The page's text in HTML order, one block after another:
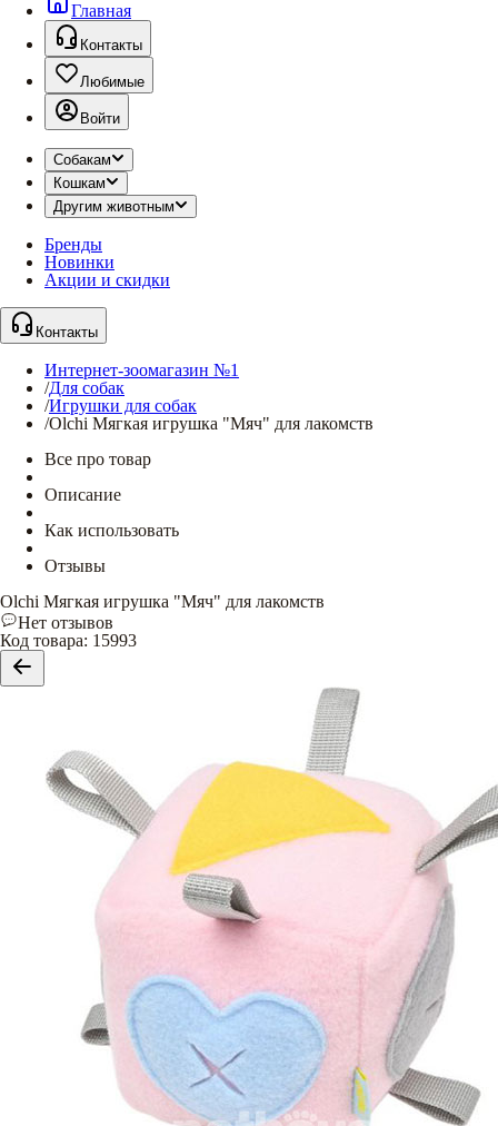
Главная
Контакты
Любимые
Войти
Собакам
Кошкам
Другим животным
Бренды
Новинки
Акции и скидки
Контакты
Интернет-зоомагазин №1
/Для собак
/Игрушки для собак
/Olchi Мягкая игрушка "Мяч" для лакомств
Все про товар
Описание
Как использовать
Отзывы
Olchi Мягкая игрушка "Мяч" для лакомств
Нет отзывов
Код товара: 15993